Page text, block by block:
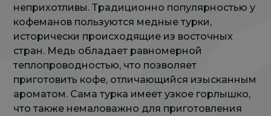
неприхотливы. Традиционно популярностью у
кофеманов пользуются медные турки,
исторически происходящие из восточных
стран. Медь обладает равномерной
теплопроводностью, что позволяет
приготовить кофе, отличающийся изысканным
ароматом. Cама турка имеет узкое горлышко,
что также немаловажно для приготовления